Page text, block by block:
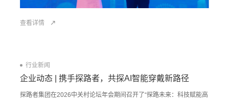
查看详情
行业新闻
企业动态 | 携手探路者，共探AI智能穿戴新路径
探路者集团在2026中关村论坛年会期间召开了“探路未来：科技赋能高